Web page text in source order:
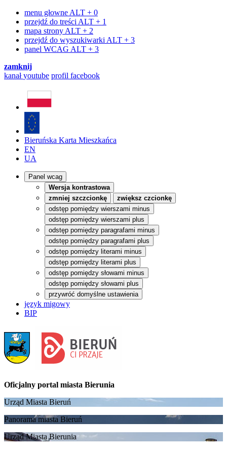
menu głowne ALT + 0
przejdź do treści ALT + 1
mapa strony ALT + 2
przejdź do wyszukiwarki ALT + 3
panel WCAG ALT + 3
zamknij
kanałyoutube profil facebook
Bieruńska Karta Mieszkańca
EN
UA
Panel wcag
Wersja kontrastowa
zmniej szczcionkę
zwiększ czcionkę
odstęp pomiędzy wierszami minus
odstęp pomiędzy wierszami plus
odstęp pomiędzy paragrafami minus
odstęp pomiędzy paragrafami plus
odstęp pomiędzy literami minus
odstęp pomiędzy literami plus
odstęp pomiędzy słowami minus
odstęp pomiędzy słowami plus
przywróć domyślne ustawienia
język migowy
BIP
Oficjalny portal miasta Bierunia
Urząd Miasta Bieruń
Panorama miasta Bieruń
Urząd Miasta Bierunia